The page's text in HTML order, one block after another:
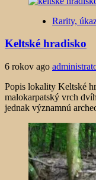
Rarity,
Keltské hradisko
6 rokov ago
Popis lokality Keltské
malokarpatský vrch
jednak významnú